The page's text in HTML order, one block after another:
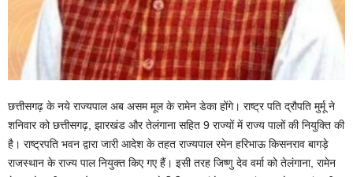
छत्तीसगढ़ के नये राज्यपाल अब असम मूल के रामेन डेका होंगे। राष्ट्र पति द्रौपति मुर्मू ने
शनिवार को छत्तीसगढ़, झारखंड और तेलंगाना सहित 9 राज्यों में राज्य पालों की नियुक्ति की
है। राष्ट्रपति भवन द्वारा जारी आदेश के तहत राज्यपाल रमेन हरिभाऊ किसनराव बागड़े
राजस्थान के राज्य पाल नियुक्त किए गए हैं। इसी तरह जिष्णु देव वर्मा को तेलंगाना, रामेन